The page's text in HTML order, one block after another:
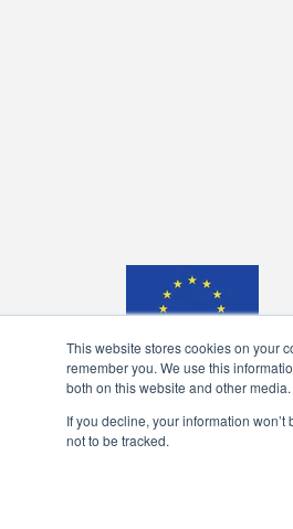
This website stores cookies on your
remember you. We use this
both on this website and other
If you decline, your information
not to be tracked.